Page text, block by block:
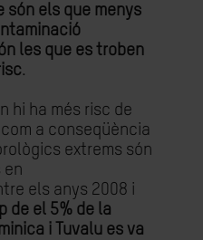
són els que menys
les que es troben
.
hi ha més risc de
a conseqüència
extrems són
en
els anys 2008 i
de el 5% de la
i Tuvalu es va